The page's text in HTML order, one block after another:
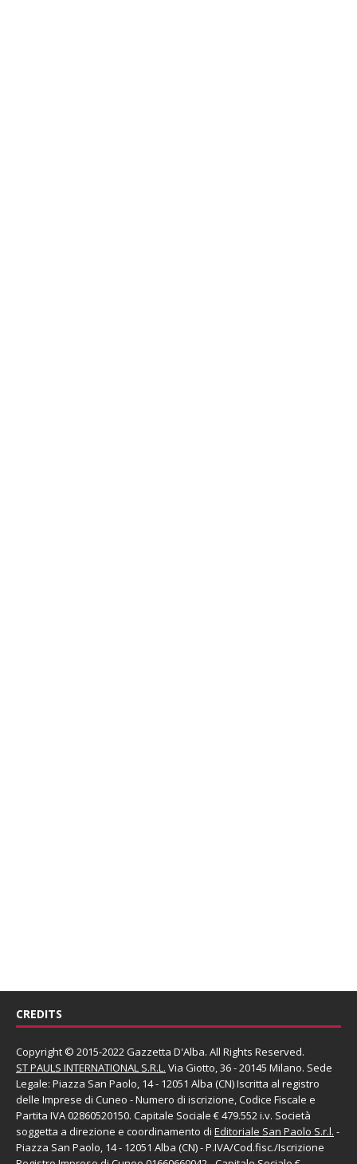
CREDITS
Copyright © 2015-2022 Gazzetta D'Alba. All Rights Reserved.
ST PAULS INTERNATIONAL S.R.L. Via Giotto, 36 - 20145 Milano. Sede
Legale: Piazza San Paolo, 14 - 12051 Alba (CN) Iscritta al registro
delle Imprese di Cuneo - Numero di iscrizione, Codice Fiscale e
Partita IVA 02860520150. Capitale Sociale € 479.552 i.v. Società
soggetta a direzione e coordinamento di Editoriale San Paolo S.r.l. -
Piazza San Paolo, 14 - 12051 Alba (CN) - P.IVA/Cod.fisc./Iscrizione